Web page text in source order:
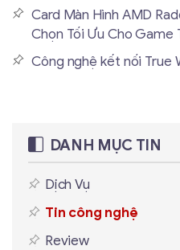
Card Màn Hình AMD
Chọn Tối Ưu Cho Game
Công nghệ kết nối True
DANH MỤC TIN
Dịch Vụ
Tin công nghệ
Review